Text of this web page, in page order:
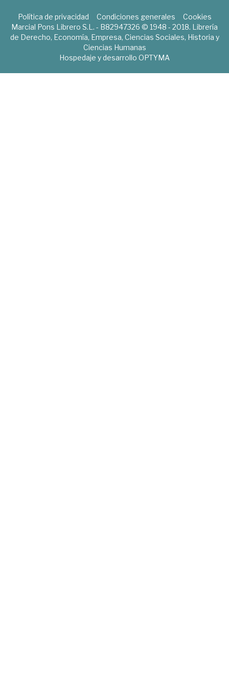
Política de privacidad Condiciones generales
Cookies
Marcial Pons Librero S.L. - B82947326 © 1948 - 2018. Librería
de Derecho, Economía, Empresa, Ciencias Sociales, Historia y
Ciencias Humanas
Hospedaje y desarrollo OPTYMA